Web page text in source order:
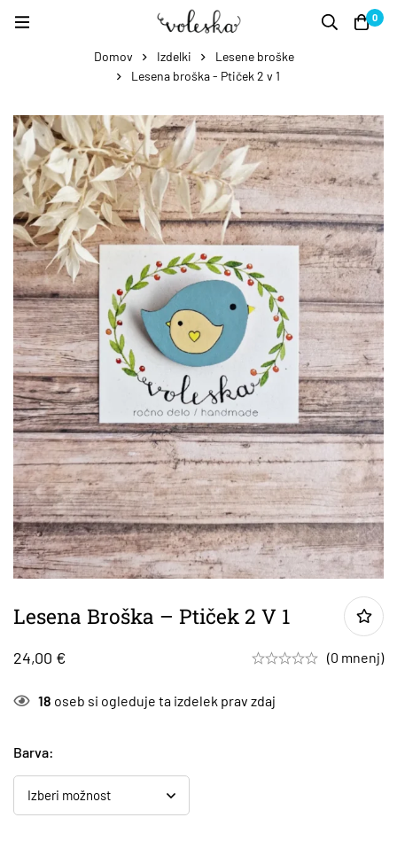
0
Domov Izdelki
Lesene broške
Lesena broška - Ptiček 2 v 1
Lesena Broška – Ptiček 2 V 1
24,00 € (0 mnenj)
18 oseb si ogleduje ta izdelek prav zdaj
Barva: